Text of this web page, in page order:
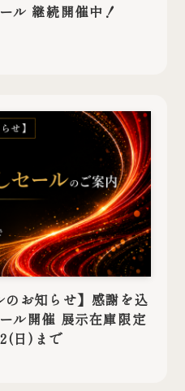
ール 継続開催中！
のお知らせ】感謝を込
ル開催 展示在庫限定
日)まで